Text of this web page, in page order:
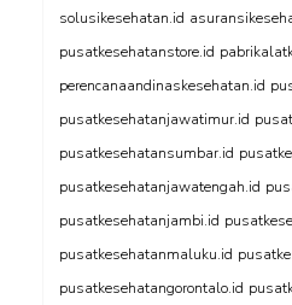
solusikesehatan.id
pusatkesehatanstore.id
perencanaandinaskesehatan.id
pusatkesehatanjawatimur.id
pusatkesehatansumbar.id
pusatkesehatanjawatengah.id
pusatkesehatanjambi.id
pusatkesehatanmaluku.id
pusatkesehatangorontalo.id